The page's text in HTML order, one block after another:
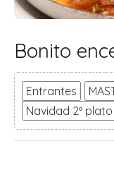
Bonito
Entrantes
Navidad 2º plato